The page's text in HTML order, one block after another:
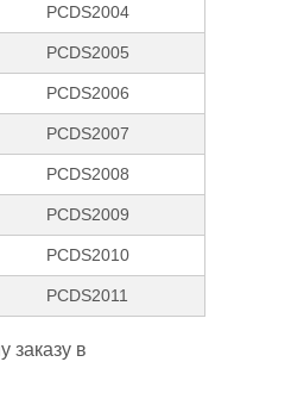
PCDS2004
PCDS2005
PCDS2006
PCDS2007
PCDS2008
PCDS2009
PCDS2010
PCDS2011
заказу в